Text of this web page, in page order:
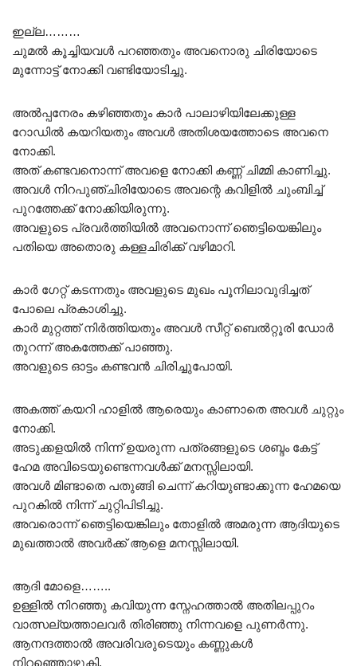
ഇല്ല………
ചുമൽ കൂച്ചിയവൾ പറഞ്ഞതും അവനൊരു ചിരിയോടെ
മുന്നോട്ട് നോക്കി വണ്ടിയോടിച്ചു.
അൽപ്പനേരം കഴിഞ്ഞതും കാർ പാലാഴിയിലേക്കുള്ള
റോഡിൽ കയറിയതും അവൾ അതിശയത്തോടെ അവനെ
നോക്കി.
അത് കണ്ടവനൊന്ന് അവളെ നോക്കി കണ്ണ് ചിമ്മി കാണിച്ചു.
അവൾ നിറപുഞ്ചിരിയോടെ അവന്റെ കവിളിൽ ചുംബിച്ച്
പുറത്തേക്ക് നോക്കിയിരുന്നു.
അവളുടെ പ്രവർത്തിയിൽ അവനൊന്ന് ഞെട്ടിയെങ്കിലും
പതിയെ അതൊരു കള്ളചിരിക്ക് വഴിമാറി.
കാർ ഗേറ്റ് കടന്നതും അവളുടെ മുഖം പൂനിലാവുദിച്ചത്
പോലെ പ്രകാശിച്ചു.
കാർ മുറ്റത്ത് നിർത്തിയതും അവൾ സീറ്റ് ബെൽറ്റൂരി ഡോർ
തുറന്ന് അകത്തേക്ക് പാഞ്ഞു.
അവളുടെ ഓട്ടം കണ്ടവൻ ചിരിച്ചുപോയി.
അകത്ത് കയറി ഹാളിൽ ആരെയും കാണാതെ അവൾ ചുറ്റും
നോക്കി.
അടുക്കളയിൽ നിന്ന് ഉയരുന്ന പത്രങ്ങളുടെ ശബ്ദം കേട്ട്
ഹേമ അവിടെയുണ്ടെന്നവൾക്ക് മനസ്സിലായി.
അവൾ മിണ്ടാതെ പതുങ്ങി ചെന്ന് കറിയുണ്ടാക്കുന്ന ഹേമയെ
പുറകിൽ നിന്ന് ചുറ്റിപിടിച്ചു.
അവരൊന്ന് ഞെട്ടിയെങ്കിലും തോളിൽ അമരുന്ന ആദിയുടെ
മുഖത്താൽ അവർക്ക് ആളെ മനസ്സിലായി.
ആദി മോളെ……..
ഉള്ളിൽ നിറഞ്ഞു കവിയുന്ന സ്നേഹത്താൽ അതിലപ്പുറം
വാത്സല്യത്താലവർ തിരിഞ്ഞു നിന്നവളെ പുണർന്നു.
ആനന്ദത്താൽ അവരിവരുടെയും കണ്ണുകൾ
നിറഞ്ഞൊഴുകി.